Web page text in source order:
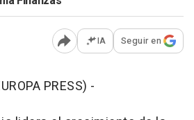
Abrir opciones para
IA Seguir en
PRESS) -